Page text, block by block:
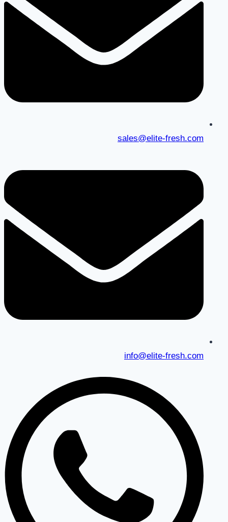
sales@elite-fresh.com
info@elite-fresh.com